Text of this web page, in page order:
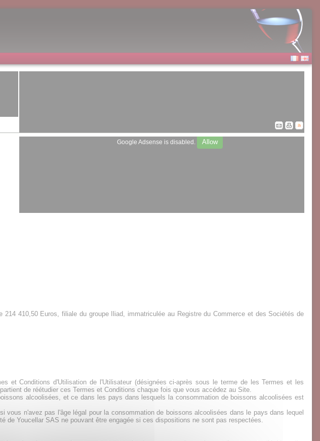
Google Adsense is disabled. Allow
410,50 Euros, filiale du groupe Iliad, immatriculée au Registre du Commerce et des Sociétés de
et Conditions d'Utilisation de l'Utilisateur (désignées ci-après sous le terme de les Termes et les
de réétudier ces Termes et Conditions chaque fois que vous accédez au Site.
alcoolisées, et ce dans les pays dans lesquels la consommation de boissons alcoolisées est
n'avez pas l'âge légal pour la consommation de boissons alcoolisées dans le pays dans lequel
Youcellar SAS ne pouvant être engagée si ces dispositions ne sont pas respectées.